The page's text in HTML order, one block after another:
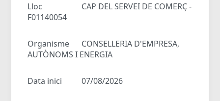
Lloc
CAP DEL SERVEI DE COMERÇ -
F01140054
Organisme
CONSELLERIA D'EMPRESA,
AUTÒNOMS I ENERGIA
Data inici 07/08/2026